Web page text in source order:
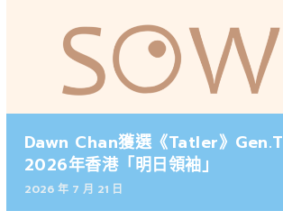
Dawn Chan獲選《Tatler》Gen.T
2026年香港「明日領袖」
2026 年 7 月 21 日